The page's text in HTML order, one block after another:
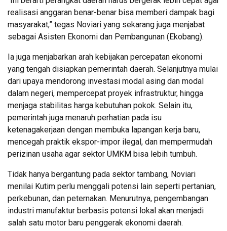
realisasi anggaran benar-benar bisa memberi dampak bagi
masyarakat,” tegas Noviari yang sekarang juga menjabat
sebagai Asisten Ekonomi dan Pembangunan (Ekobang).
Ia juga menjabarkan arah kebijakan percepatan ekonomi
yang tengah disiapkan pemerintah daerah. Selanjutnya mulai
dari upaya mendorong investasi modal asing dan modal
dalam negeri, mempercepat proyek infrastruktur, hingga
menjaga stabilitas harga kebutuhan pokok. Selain itu,
pemerintah juga menaruh perhatian pada isu
ketenagakerjaan dengan membuka lapangan kerja baru,
mencegah praktik ekspor-impor ilegal, dan mempermudah
perizinan usaha agar sektor UMKM bisa lebih tumbuh.
Tidak hanya bergantung pada sektor tambang, Noviari
menilai Kutim perlu menggali potensi lain seperti pertanian,
perkebunan, dan peternakan. Menurutnya, pengembangan
industri manufaktur berbasis potensi lokal akan menjadi
salah satu motor baru penggerak ekonomi daerah.